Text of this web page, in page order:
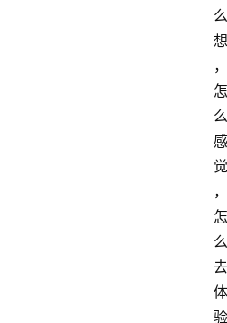
么
想
，
怎
么
感
觉
，
怎
么
去
体
验